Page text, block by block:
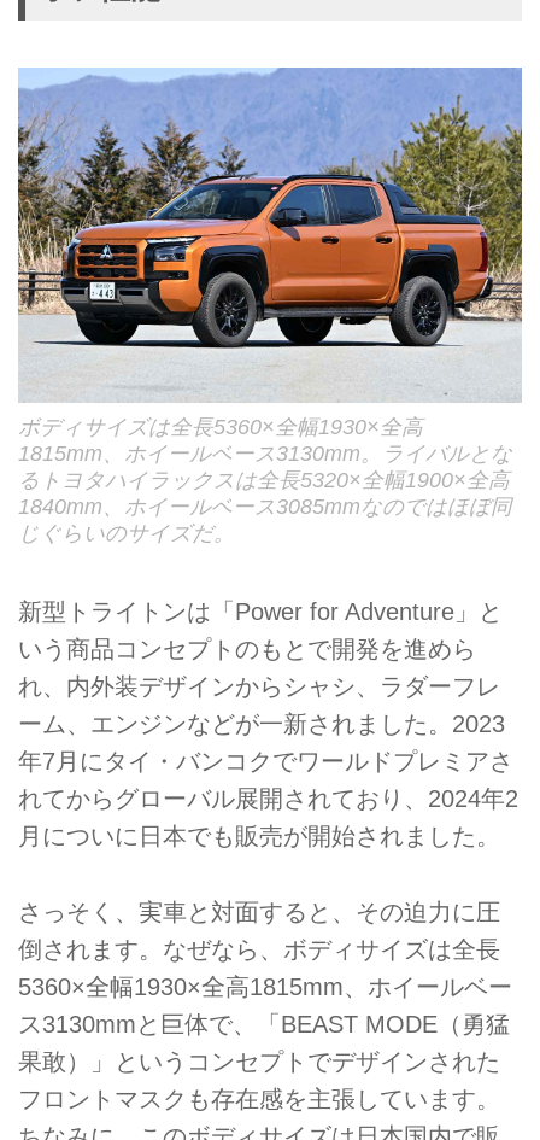
ボディサイズは全長5360×全幅1930×全高
1815mm、ホイールベース3130mm。ライバルとな
るトヨタハイラックスは全長5320×全幅1900×全高
1840mm、ホイールベース3085mmなのではほぼ同
じぐらいのサイズだ。
新型トライトンは「Power for Adventure」と
いう商品コンセプトのもとで開発を進めら
れ、内外装デザインからシャシ、ラダーフレ
ーム、エンジンなどが一新されました。2023
年7月にタイ・バンコクでワールドプレミアさ
れてからグローバル展開されており、2024年2
月についに日本でも販売が開始されました。
さっそく、実車と対面すると、その迫力に圧
倒されます。なぜなら、ボディサイズは全長
5360×全幅1930×全高1815mm、ホイールベー
ス3130mmと巨体で、「BEAST MODE（勇猛
果敢）」というコンセプトでデザインされた
フロントマスクも存在感を主張しています。